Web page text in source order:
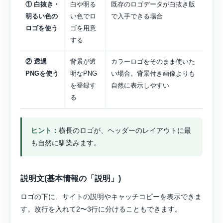
① 白抜き・
明るい色の
ロゴを使う
白や明る
い色でロ
ゴを用意
する
既存のロゴデータが白抜き版
で入手できる場合
② 透過
PNGを使う
背景が透
明なPNG
を登録す
る
カラーロゴをそのまま使いた
い場合。背景付き画像よりも
自然に表示しやすい
ヒント： 横長のロゴが、ヘッダーのレイアウトに最
も自然に馴染みます。
説明文(基本情報の「説明」)
ロゴの下に、サイトの説明やキャッチコピーを表示できま
す。改行を入れて2〜3行に分けることもできます。